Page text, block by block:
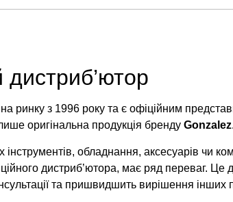
дистриб’ютор
на ринку з 1996 року та є офіційним
оригінальна продукція бренду Gonzalez.
обладнання, аксесуарів чи
дистриб’ютора, має ряд переваг. Це
та пришвидшить вирішення